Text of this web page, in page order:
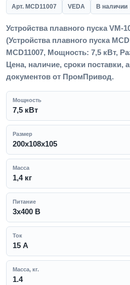
Арт. MCD11007 VEDA В наличии
Устройства плавного пуска VM-
(Устройства плавного пуска
MCD11007, Мощность: 7,5 кВт,
Цена, наличие, сроки поставки,
документов от ПромПривод.
Мощность
7,5 кВт
Размер
200х108х105
Масса
1,4 кг
Питание
3x400 В
Ток
15 А
Масса, кг.
1.4